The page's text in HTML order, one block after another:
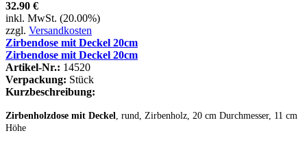
32.90 €
inkl. MwSt. (20.00%)
zzgl. Versandkosten
Zirbendose mit Deckel 20cm
Zirbendose mit Deckel 20cm
Artikel-Nr.: 14520
Verpackung: Stück
Kurzbeschreibung:
Zirbenholzdose mit Deckel, rund, Zirbenholz, 20 cm Durchmesser, 11 cm
Höhe